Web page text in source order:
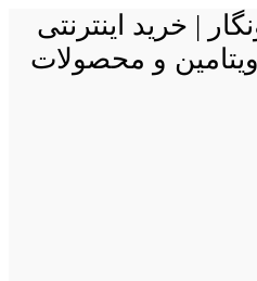
| خرید اینترنتی
و محصولات